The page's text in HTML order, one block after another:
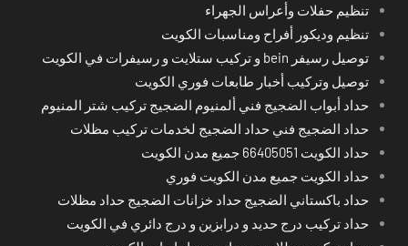
تنظيم حفلات وأعراس الجهراء
تنظيم وديكور أفراح ومناسبات الكويت
توصيل رسيفر bein و تركيب ستلايت و رسيفرات في الكويت
توصيل وتركيب أخبار طابعات فوري الكويت
حداد أبواب الضجيج فني ألمنيوم الضجيج تركيب شتر المنيوم
حداد الضجيج فني حداد الضجيج لخدمات تركيب مظلات
حداد الكويت 66405051 جميع مدن الكويت
حداد الكويت جميع مدن الكويت فوري
حداد باكستاني الضجيج حداد خزانات الضجيج حداد مظلات
حداد تركيب درج حديد و درابزين و درج دائري في الكويت